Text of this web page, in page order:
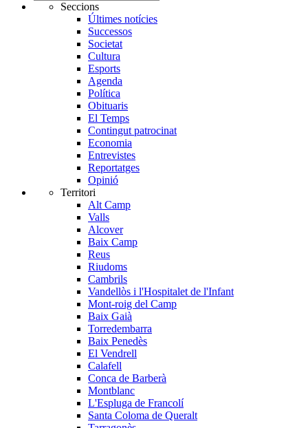
Seccions
Últimes notícies
Successos
Societat
Cultura
Esports
Agenda
Política
Obituaris
El Temps
Contingut patrocinat
Economia
Entrevistes
Reportatges
Opinió
Territori
Alt Camp
Valls
Alcover
Baix Camp
Reus
Riudoms
Cambrils
Vandellòs i l'Hospitalet de l'Infant
Mont-roig del Camp
Baix Gaià
Torredembarra
Baix Penedès
El Vendrell
Calafell
Conca de Barberà
Montblanc
L'Espluga de Francolí
Santa Coloma de Queralt